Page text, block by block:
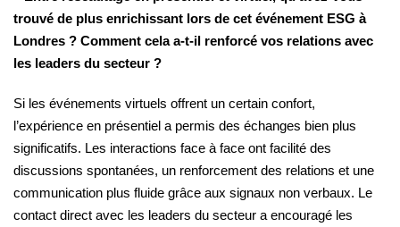
trouvé de plus enrichissant lors de cet événement ESG à
Londres ? Comment cela a-t-il renforcé vos relations avec
les leaders du secteur ?
Si les événements virtuels offrent un certain confort,
l’expérience en présentiel a permis des échanges bien plus
significatifs. Les interactions face à face ont facilité des
discussions spontanées, un renforcement des relations et une
communication plus fluide grâce aux signaux non verbaux. Le
contact direct avec les leaders du secteur a encouragé les